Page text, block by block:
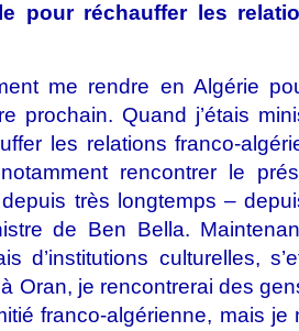
pour réchauffer les
me rendre en Algérie
prochain. Quand j’étais
les relations franco-
rencontrer le
depuis très longtemps –
de Ben Bella.
d’institutions culturelles,
Oran, je rencontrerai des
franco-algérienne, mais je